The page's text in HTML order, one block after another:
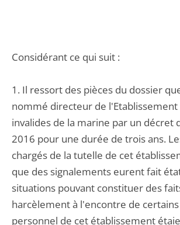
Considérant ce qui suit :
1. Il ressort des pièces du dossier
nommé directeur de l'Etablissement
invalides de la marine par un décret
2016 pour une durée de trois ans.
chargés de la tutelle de cet
que des signalements eurent fait
situations pouvant constituer des
harcèlement à l'encontre de
personnel de cet établissement